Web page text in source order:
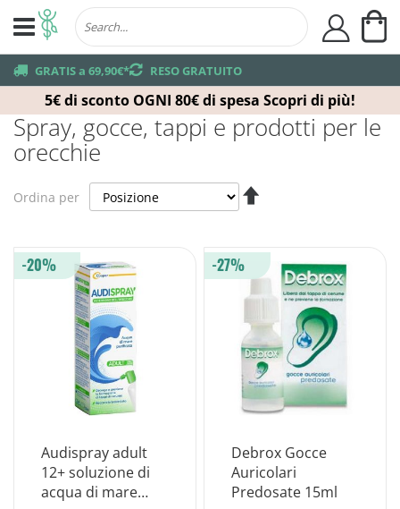
5€ di sconto OGNI 80€ di spesa Scopri di più!
truck GRATIS a 69,90€*returns RESO GRATUITO
user
Spray, gocce, tappi e prodotti per le
orecchie
Ordina per
Audispray adult
12+ soluzione di
acqua di mare
-20%
Debrox Gocce
Auricolari
Predosate 15ml
-27%